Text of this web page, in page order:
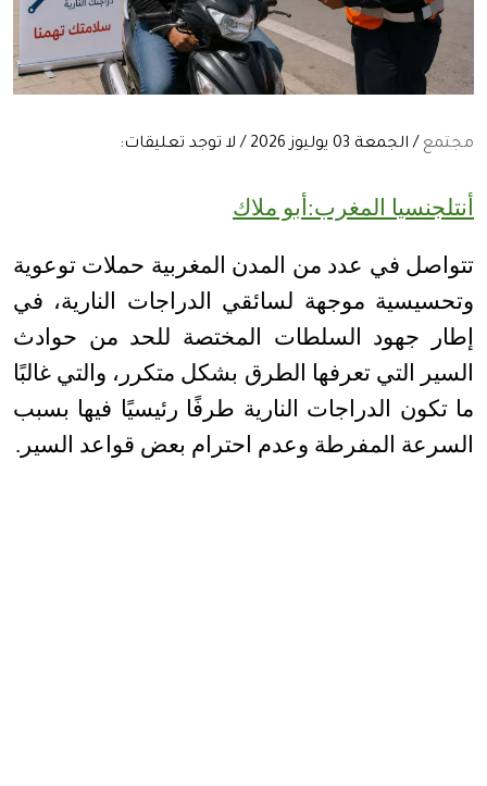
مجتمع / الجمعة 03 يوليوز 2026 / لا توجد تعليقات:
أنتلجنسيا المغرب:أبو ملاك
تتواصل في عدد من المدن المغربية حملات توعوية
وتحسيسية موجهة لسائقي الدراجات النارية، في
إطار جهود السلطات المختصة للحد من حوادث
السير التي تعرفها الطرق بشكل متكرر، والتي غالبًا
ما تكون الدراجات النارية طرفًا رئيسيًا فيها بسبب
السرعة المفرطة وعدم احترام بعض قواعد السير .